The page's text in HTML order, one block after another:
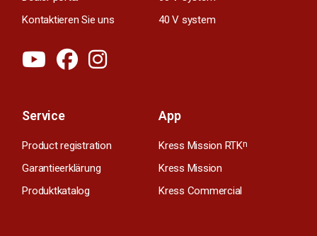
Kontaktieren Sie uns
40 V system
Service
Product registration
Garantieerklärung
Produktkatalog
App
Kress Mission RTKn
Kress Mission
Kress Commercial